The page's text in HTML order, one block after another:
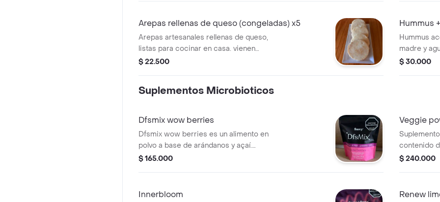
calentar en
Arepas rellenas de queso (congeladas) x5
Arepas artesanales rellenas de queso,
listas para cocinar en casa. vienen
congeladas para que siempre las tengas
con queso derretido en cada mordida.
$ 22.500
Hummus
Hummus
madre y
compartir.
$ 30.000
Suplementos Microbioticos
Dfsmix wow berries
Dfsmix wow berries es un alimento en
polvo a base de arándanos y açaí.
Contiene edulcorantes y es ideal para
$ 165.000
Veggie
contenido
naturales y
$ 240.000
Innerbloom Renew